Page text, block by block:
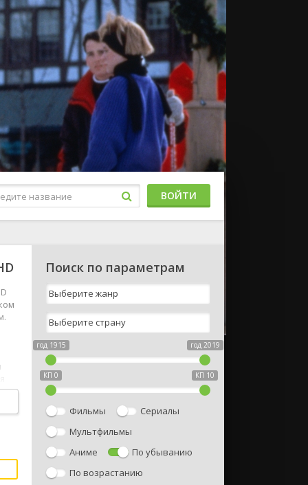
ВОЙТИ
Поиск по параметрам
год 1915 год 2019
КП 0 КП 10
Фильмы
Сериалы
Мультфильмы
Аниме
По убыванию
По возрастанию